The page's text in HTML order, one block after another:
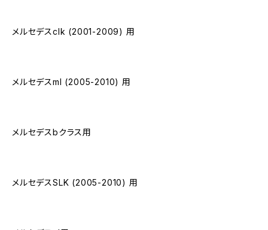
メルセデスclk (2001-2009) 用
メルセデスml (2005-2010) 用
メルセデスbクラス用
メルセデスSLK (2005-2010) 用